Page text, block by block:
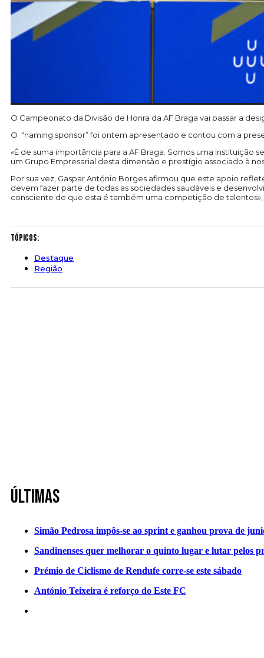
O Campeonato da Divisão de Honra da AF Braga vai passar a
O “naming sponsor” foi ontem apresentado e contou com a
«É de suma importância para a AF Braga. Somos uma instituição
um Grupo Empresarial desta dimensão e prestígio associado à
Por sua vez, Gaspar António Borges afirmou que este apoio
devem fazer parte de todas as sociedades saudáveis e
consciente de que esta é também uma competição de
Tópicos:
Destaque
Região
Últimas
Simão Pedrosa impôs-se ao sprint e ganhou prova de
Sandinenses quer melhorar o quinto lugar e lutar pelos
Prémio de Ciclismo de Rendufe corre-se este sábado
António Teixeira é reforço do Este FC